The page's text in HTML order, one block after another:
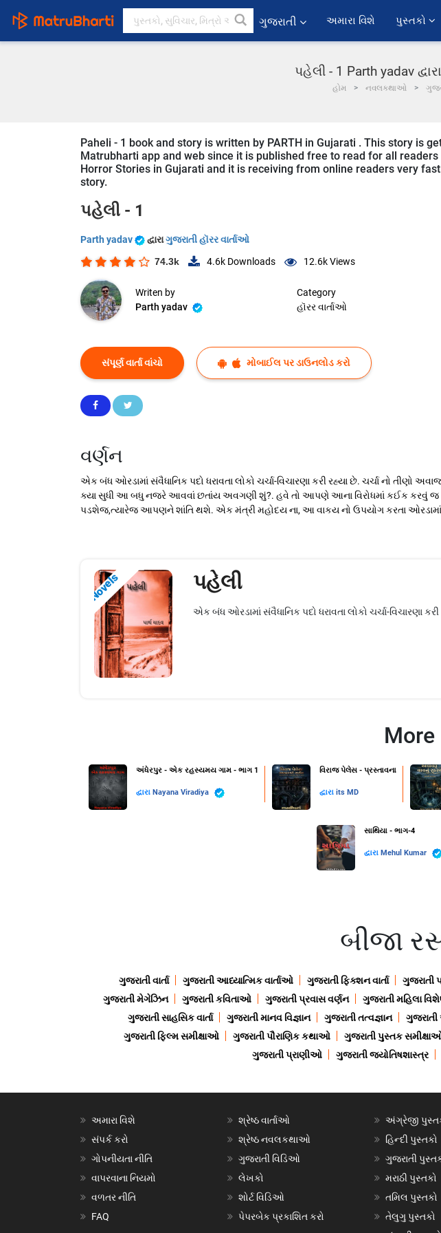
ગુજરાતી અમારા વિશે પુસ્તકો
પહેલી - 1 Parth yadav
હોમ નવલકથાઓ
Paheli - 1 book and story is written by PARTH in Gujarati . This story is
Matrubharti app and web since it is published free to read for all
Horror Stories in Gujarati and it is receiving from online readers very
story.
પહેલી - 1
Parth yadav દ્વારાગુજરાતી હૉરર વાર્તાઓ
74.3k 4.6k Downloads 12.6kViews
Writen by
Parth yadav
Category
હૉરર વાર્તાઓ
સંપૂર્ણ વાર્તા વાંચો મોબાઈલ પર ડાઉનલોડ કરો
વર્ણન
એક બંધ ઓરડામાં સંવૈધાનિક પદો ધરાવતા લોકો ચર્ચા-વિચારણા કરી રહ્યા છે. ચર્ચા નો તીણો
ક્યા સુધી આ બધુ નજરે આવવાં છતાંય અવગણી શું?. હવે તો આપણે આના વિરોધમાં કઈક કરવું જ
પડશેજ,ત્યારેજ આપણને શાંતિ થશે. એક મંત્રી મહોદય ના, આ વાકય નો ઉપયોગ કરતા
Novels પહેલી
એક બંધ ઓરડામાં સંવૈધાનિક પદો ધરાવતા લોકો ચર્ચા-વિચારણા
More
અંધેરપુર - એક રહસ્યમય ગામ - ભાગ 1
દ્વારા Nayana Viradiya
વિરાજ પેલેસ - પ્રસ્તાવના
દ્વારા its MD
સાથિયા - ભાગ-4
દ્વારા Mehul Kumar
બીજા
ગુજરાતી વાર્તા ગુજરાતી આધ્યાત્મિક વાર્તાઓ ગુજરાતી ફિક્શન વાર્તા ગુજરાતી
ગુજરાતી મેગેઝિન
ગુજરાતી કવિતાઓ ગુજરાતી પ્રવાસ વર્ણન ગુજરાતી મહિલા
ગુજરાતી સાહસિક વાર્તા
ગુજરાતી માનવ વિજ્ઞાન ગુજરાતી તત્વજ્ઞાન
ગુજરાતી ફિલ્મ સમીક્ષાઓ
ગુજરાતી પૌરાણિક કથાઓ ગુજરાતી પુસ્તક
ગુજરાતી પ્રાણીઓ
ગુજરાતી જ્યોતિષશાસ્ત્ર
અમારા વિશે
સંપર્ક કરો
ગોપનીયતા નીતિ
વાપરવાના નિયમો
વળતર નીતિ
FAQ
શ્રેષ્ઠ વાર્તાઓ
શ્રેષ્ઠ નવલકથાઓ
ગુજરાતી વિડિઓ
લેખકો
શોર્ટ વિડિઓ
પેપરબેક પ્રકાશિત કરો
અંગ્રેજી
હિન્દી પુસ્તકો
ગુજરાતી
મરાઠી પુસ્તકો
તમિલ પુસ્તકો
તેલુગુ પુસ્તકો